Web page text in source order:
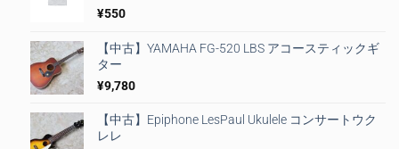
¥550
【中古】YAMAHA FG-520 LBS アコースティックギ
ター
¥9,780
【中古】Epiphone LesPaul Ukulele コンサートウク
レレ